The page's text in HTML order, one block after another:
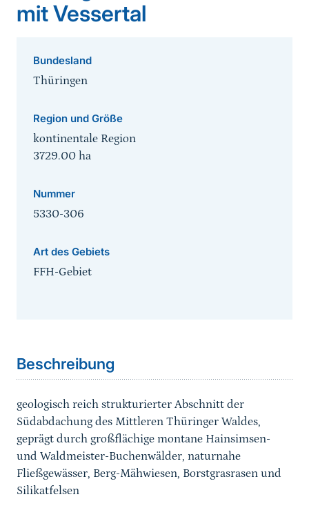
mit Vessertal
Bundesland
Thüringen
Region und Größe
kontinentale Region
3729.00 ha
Nummer
5330-306
Art des Gebiets
FFH-Gebiet
Beschreibung
geologisch reich strukturierter Abschnitt der
Südabdachung des Mittleren Thüringer Waldes,
geprägt durch großflächige montane Hainsimsen-
und Waldmeister-Buchenwälder, naturnahe
Fließgewässer, Berg-Mähwiesen, Borstgrasrasen und
Silikatfelsen